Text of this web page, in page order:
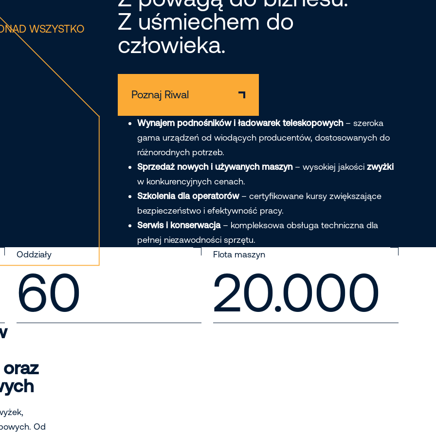
WSZYSTKO
Z uśmiechem do
człowieka.
Poznaj Riwal
Wynajem podnośników i ładowarek teleskopowych– szeroka
gama urządzeń od wiodących producentów, dostosowanych do
różnorodnych potrzeb.
Sprzedaż nowych i używanych maszyn– wysokiej jakości zwyżki
w konkurencyjnych cenach.
Szkolenia dla operatorów– certyfikowane kursy zwiększające
bezpieczeństwo i efektywność pracy.
Serwis i konserwacja– kompleksowa obsługa techniczna dla
pełnej niezawodności sprzętu.
Oddziały
60
Flota maszyn
20.000
Od